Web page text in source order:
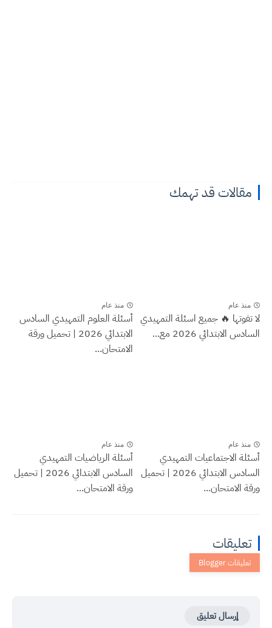
مقالات قد تهمك
منذ عام
لا تفوتها 🔥 جميع اسئلة التمهيدي
السادس الابتدائي 2026 مع...
منذ عام
أسئلة العلوم التمهيدي السادس
الابتدائي 2026 | تحميل ورقة
الامتحان...
منذ عام
أسئلة الاجتماعيات التمهيدي
السادس الابتدائي 2026 | تحميل
ورقة الامتحان...
منذ عام
أسئلة الرياضيات التمهيدي
السادس الابتدائي 2026 | تحميل
ورقة الامتحان...
تعليقات
إرسال تعليق